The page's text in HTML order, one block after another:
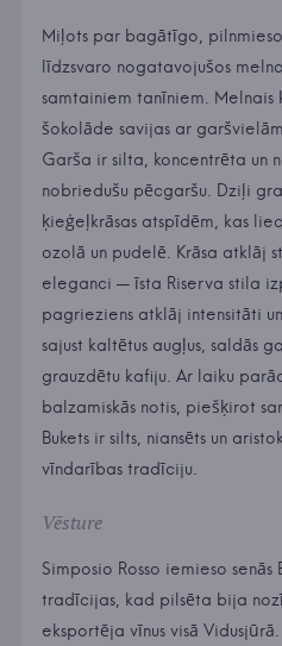
Miļots par bagātīgo,
līdzsvaro nogatavojušos
samtainiem tanīniem. Melnais
šokolāde savijas ar
Garša ir silta, koncentrēta un
nobriedušu pēcgaršu. Dziļi
ķieģeļkrāsas atspīdēm, kas
ozolā un pudelē. Krāsa atklāj
eleganci — īsta Riserva stila
pagrieziens atklāj intensitāti
sajust kaltētus augļus, saldās
grauzdētu kafiju. Ar laiku
balzamiskās notis, piešķirot
Bukets ir silts, niansēts un
vīndarības tradīciju.
Vēsture
Simposio Rosso iemieso
tradīcijas, kad pilsēta bija
eksportēja vīnus visā